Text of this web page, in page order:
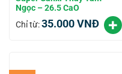
Ngọc – 26.5 CaO
Chỉ từ:35.000VNĐ